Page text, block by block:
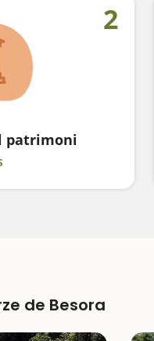
2
patrimoni
de Besora